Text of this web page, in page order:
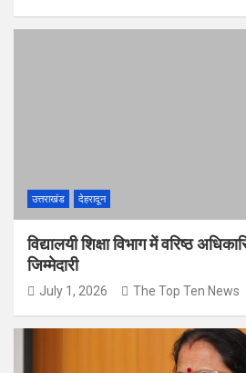
उत्तराखंड देहरादून
विद्यालयी शिक्षा विभाग में वरिष्ठ
जिम्मेदारी
July 1, 2026 The Top Ten News